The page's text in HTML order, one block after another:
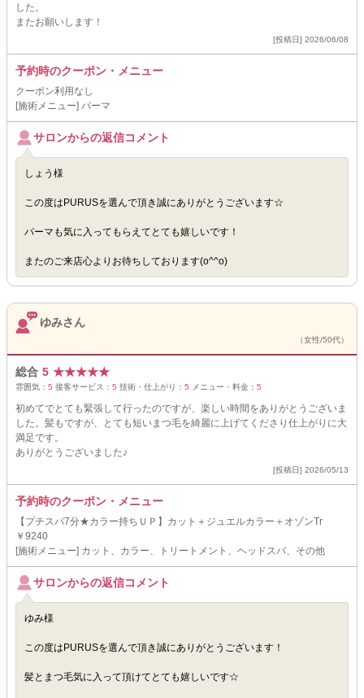
した。
またお願いします！
[投稿日] 2026/06/08
予約時のクーポン・メニュー
クーポン利用なし
[施術メニュー] パーマ
サロンからの返信コメント
しょう様
この度はPURUSを選んで頂き誠にありがとうございます☆
パーマも気に入ってもらえてとても嬉しいです！
またのご来店心よりお待ちしております(o^^o)
ゆみさん
（女性/50代）
総合 5 ★★★★★
雰囲気： 5 接客サービス： 5 技術・仕上がり： 5 メニュー・料金： 5
初めてでとても緊張して行ったのですが、楽しい時間をありがとうございま
した。髪もですが、とても短いまつ毛を綺麗に上げてくださり仕上がりに大
満足です。
ありがとうございました♪
[投稿日] 2026/05/13
予約時のクーポン・メニュー
【プチスパ7分★カラー持ちＵＰ】カット＋ジュエルカラー＋オゾンTr
￥9240
[施術メニュー] カット、カラー、トリートメント、ヘッドスパ、その他
サロンからの返信コメント
ゆみ様
この度はPURUSを選んで頂き誠にありがとうございます！
髪とまつ毛気に入って頂けてとても嬉しいです☆